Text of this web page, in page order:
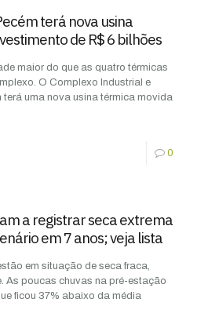
terá nova usina
de R$ 6 bilhões
maior do que as quatro térmicas
O Complexo Industrial e
terá uma nova usina térmica movida
0
a registrar seca extrema
em 7 anos; veja lista
em situação de seca fraca,
As poucas chuvas na pré-estação
ficou 37% abaixo da média